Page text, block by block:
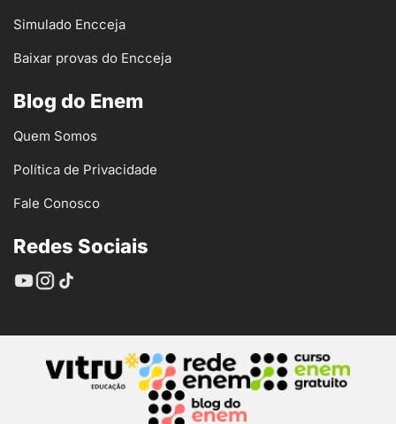
Simulado Encceja
Baixar provas do Encceja
Blog do Enem
Quem Somos
Política de Privacidade
Fale Conosco
Redes Sociais